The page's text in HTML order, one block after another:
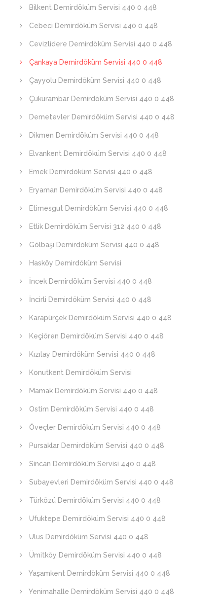
Bilkent Demirdöküm Servisi 440 0 448
Cebeci Demirdöküm Servisi 440 0 448
Cevizlidere Demirdöküm Servisi 440 0 448
Çankaya Demirdöküm Servisi 440 0 448
Çayyolu Demirdöküm Servisi 440 0 448
Çukurambar Demirdöküm Servisi 440 0 448
Demetevler Demirdöküm Servisi 440 0 448
Dikmen Demirdöküm Servisi 440 0 448
Elvankent Demirdöküm Servisi 440 0 448
Emek Demirdöküm Servisi 440 0 448
Eryaman Demirdöküm Servisi 440 0 448
Etimesgut Demirdöküm Servisi 440 0 448
Etlik Demirdöküm Servisi 312 440 0 448
Gölbaşı Demirdöküm Servisi 440 0 448
Hasköy Demirdöküm Servisi
İncek Demirdöküm Servisi 440 0 448
İncirli Demirdöküm Servisi 440 0 448
Karapürçek Demirdöküm Servisi 440 0 448
Keçiören Demirdöküm Servisi 440 0 448
Kızılay Demirdöküm Servisi 440 0 448
Konutkent Demirdöküm Servisi
Mamak Demirdöküm Servisi 440 0 448
Ostim Demirdöküm Servisi 440 0 448
Öveçler Demirdöküm Servisi 440 0 448
Pursaklar Demirdöküm Servisi 440 0 448
Sincan Demirdöküm Servisi 440 0 448
Subayevleri Demirdöküm Servisi 440 0 448
Türközü Demirdöküm Servisi 440 0 448
Ufuktepe Demirdöküm Servisi 440 0 448
Ulus Demirdöküm Servisi 440 0 448
Ümitköy Demirdöküm Servisi 440 0 448
Yaşamkent Demirdöküm Servisi 440 0 448
Yenimahalle Demirdöküm Servisi 440 0 448